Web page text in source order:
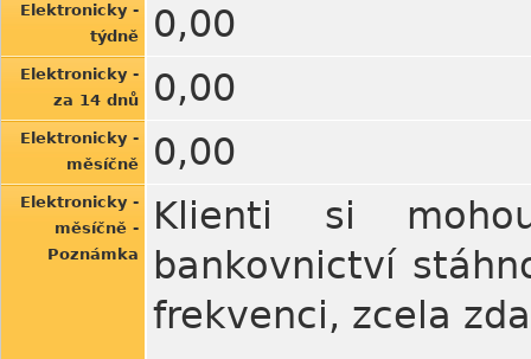
Elektronicky -
týdně
0,00
Elektronicky -
za 14 dnů
0,00
Elektronicky -
měsíčně
0,00
Elektronicky -
měsíčně -
Poznámka
Klienti si
bankovnictví
frekvenci, zcela